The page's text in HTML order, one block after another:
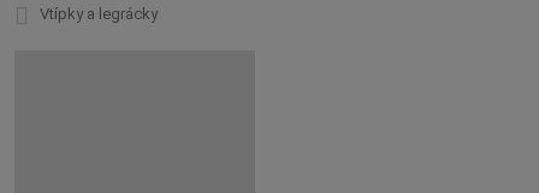
Vtípky a legrácky